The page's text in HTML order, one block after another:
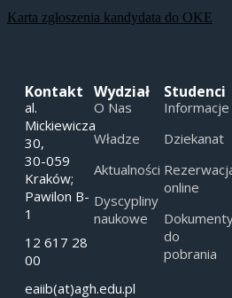
Karta zgłoszenia kandydata do OKE
Kontakt
al.
Mickiewicza
30,
30-059
Kraków;
Pawilon B-
1
12 617 28
00
eaiib(at)agh.edu.pl
Wydział
O Nas
Władze
Aktualności
Dyscypliny
naukowe
Studenci
Informacje
Dziekanat
online
do
pobrania